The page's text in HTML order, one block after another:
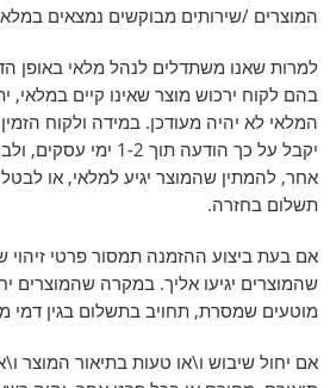
המוצרים /שירותים מבוקשים נמצאים
למרות שאנו משתדלים לנהל מלאי באופן
בהם לקוח ירכוש מוצר שאינו קיים במלאי,
המלאי לא יהיה מעודכן. במידה ולקוח
יקבל על כך הודעה תוך 1-
אחר, להמתין שהמוצר יגיע למלאי, או
תשלום בחזרה.
אם בעת ביצוע ההזמנה תמסור פרטי זיהוי
שהמוצרים יגיעו אליך. במקרה שהמוצרים
מוטעים שמסרת, תחויב בתשלום בגין דמי
אם יחול שיבוש ו\או טעות בתיאור המוצר